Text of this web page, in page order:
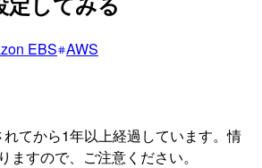
EBS AWS
てから1年以上経過しています。情
ますので、ご注意ください。